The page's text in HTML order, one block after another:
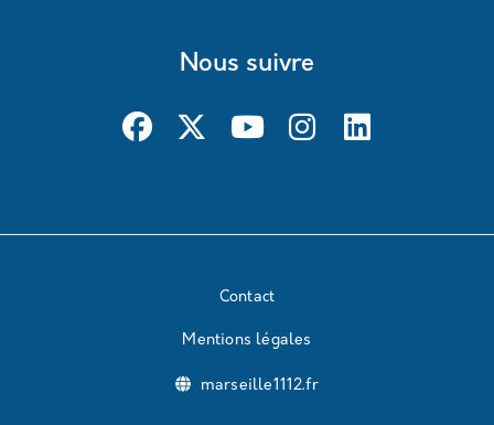
Nous suivre
Contact
Mentions légales
marseille1112.fr